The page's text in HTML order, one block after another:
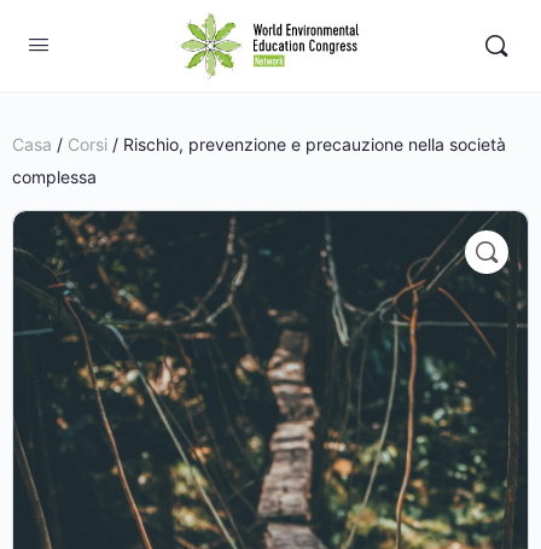
Casa / Corsi / Rischio, prevenzione e precauzione nella società
complessa